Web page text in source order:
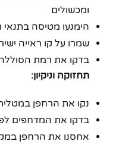
ומכשולים
הימנעו מטיסה בתנאי
שמרו על קו ראייה
בדקו את רמת
תחזוקה וניקיון:
נקו את הרחפן
בדקו את המדחפים
אחסנו את הרחפן